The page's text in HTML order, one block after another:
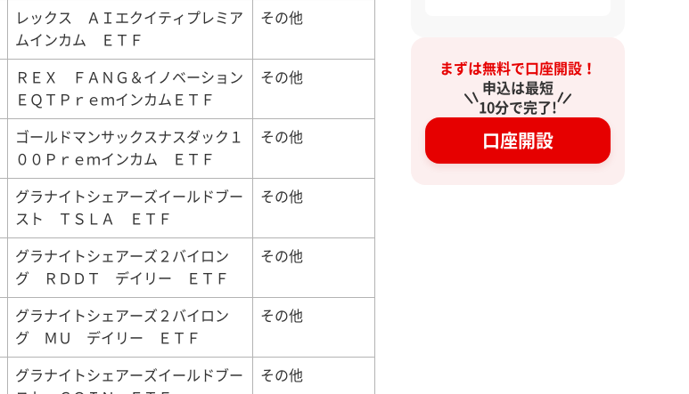
レックス ＡＩエクイティプレミア
ムインカム ＥＴＦ
その他
ＲＥＸ ＦＡＮＧ＆イノベーション
ＥＱＴＰｒｅｍインカムＥＴＦ
その他
ゴールドマンサックスナスダック１
００Ｐｒｅｍインカム ＥＴＦ
その他
グラナイトシェアーズイールドブー
スト ＴＳＬＡ ＥＴＦ
その他
グラナイトシェアーズ２バイロン
グ ＲＤＤＴ デイリー ＥＴＦ
その他
グラナイトシェアーズ２バイロン
グ ＭＵ デイリー ＥＴＦ
その他
グラナイトシェアーズイールドブー
その他
まずは無料で口座開設！
申込は最短
10分で完了!
口座開設